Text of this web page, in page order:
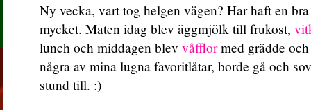
Ny vecka, vart tog helgen vägen? Har haft en
mycket. Maten idag blev äggmjölk till frukost,
lunch och middagen blev våfflormed grädde
några av mina lugna favoritlåtar, borde gå och
stund till. :)